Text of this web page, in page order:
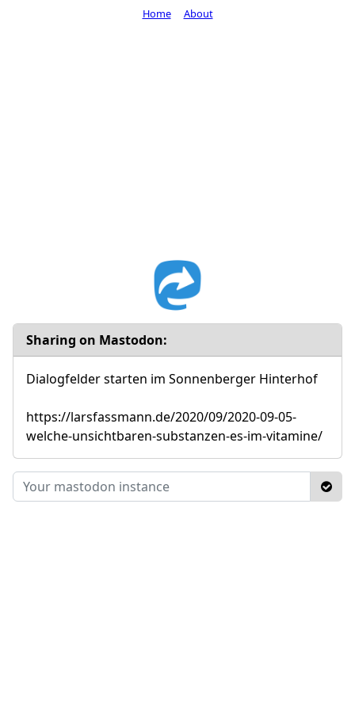
Sharing on Mastodon:
Dialogfelder starten im Sonnenberger Hinterhof
https://larsfassmann.de/2020/09/2020-09-05-
welche-unsichtbaren-substanzen-es-im-vitamine/
Home About